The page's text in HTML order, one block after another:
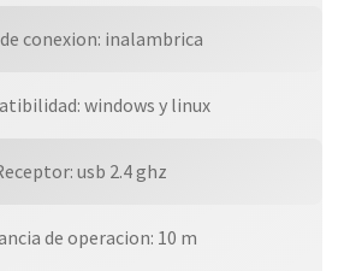
conexion: inalambrica
windows y linux
usb 2.4 ghz
de operacion: 10 m